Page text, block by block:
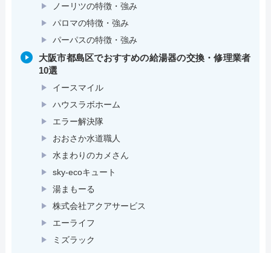
ノーリツの特徴・強み
パロマの特徴・強み
パーパスの特徴・強み
大阪市都島区でおすすめの給湯器の交換・修理業者
10選
イースマイル
ハウスラボホーム
エラー解決隊
おおさか水道職人
水まわりのカメさん
sky-ecoキュート
湯まもーる
株式会社アクアサービス
エーライフ
ミズラック